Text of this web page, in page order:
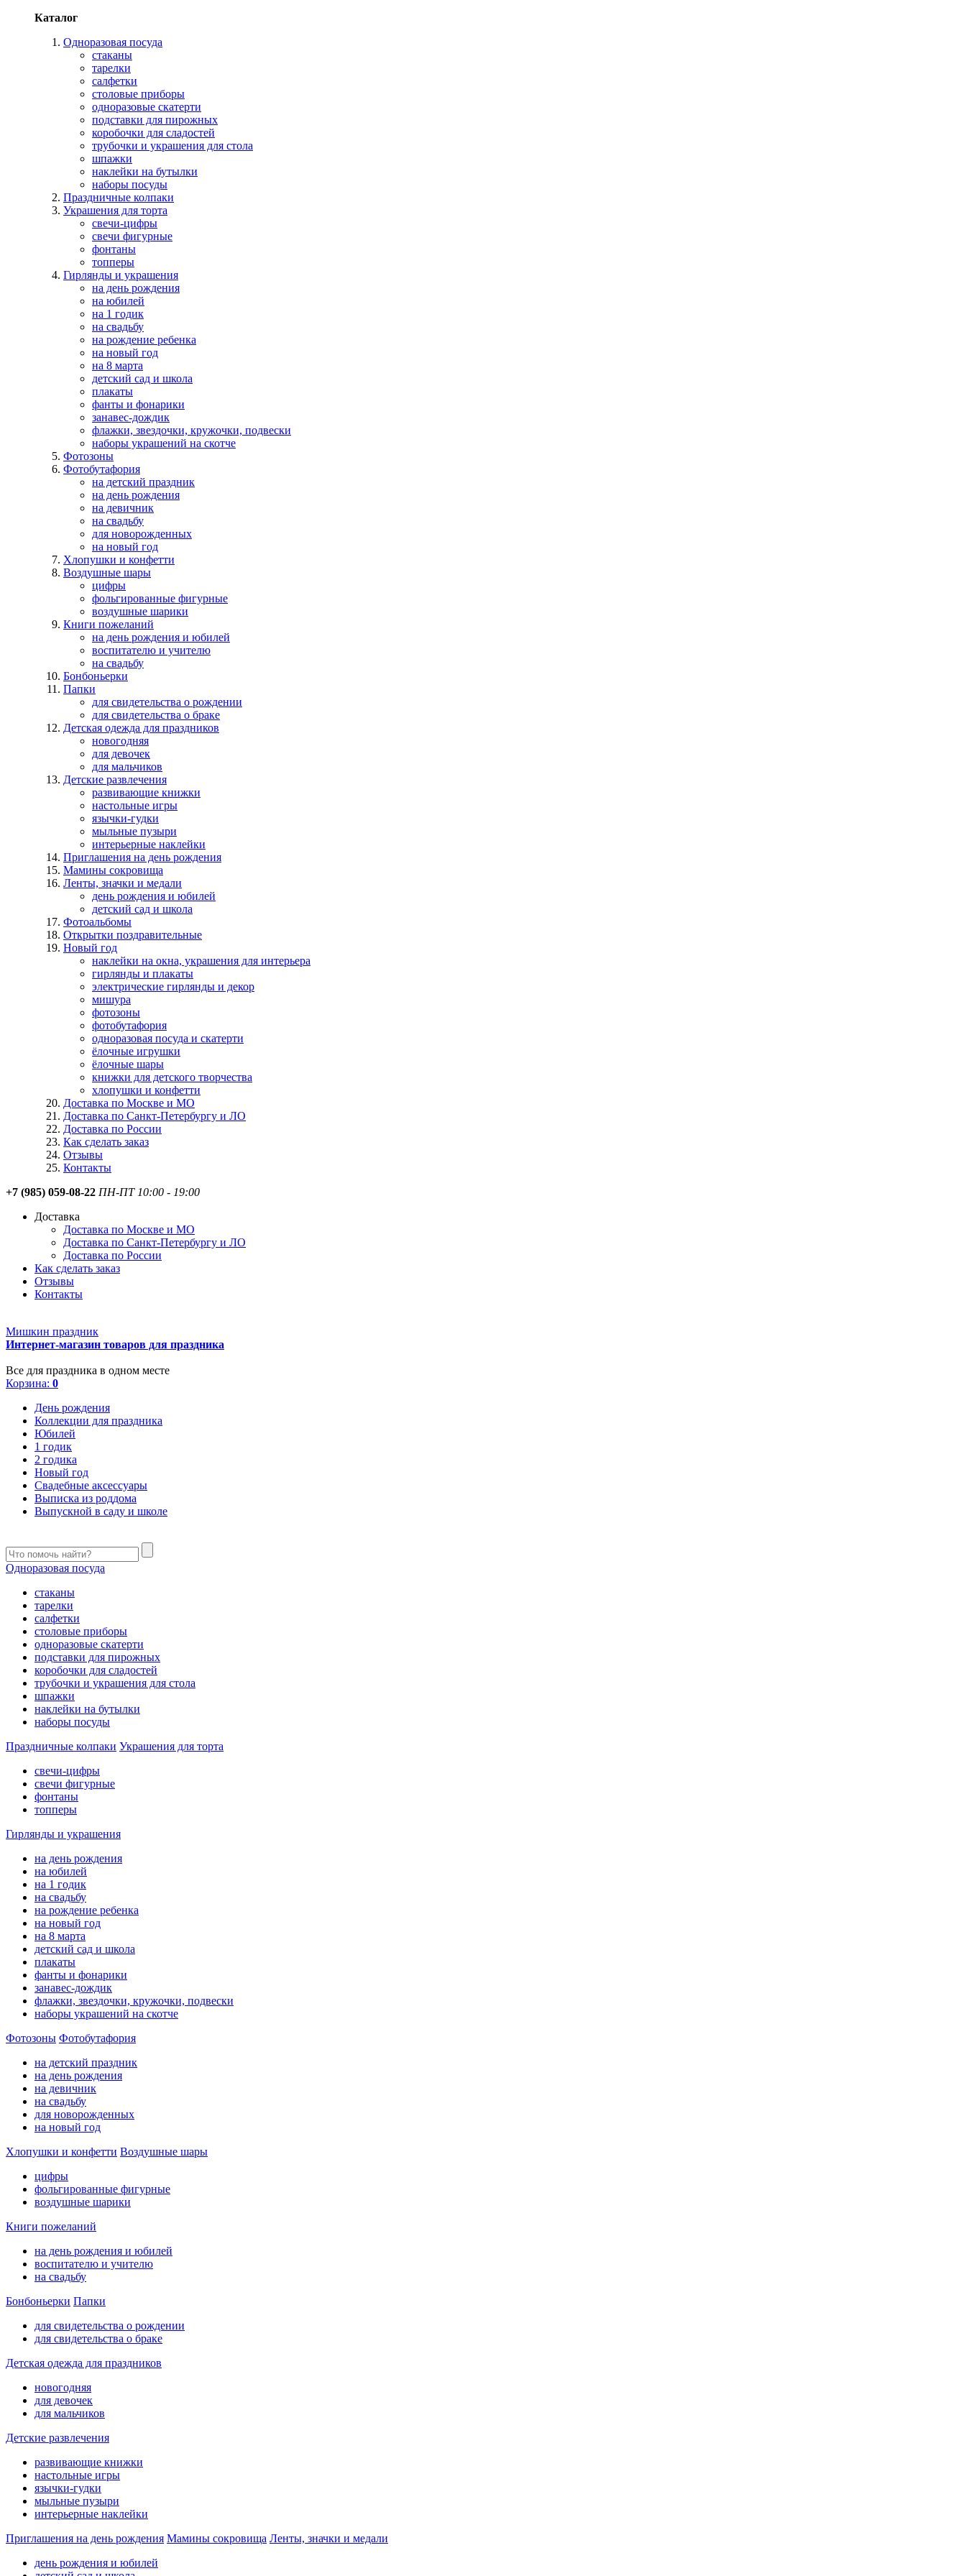
Каталог
Одноразовая посуда
стаканы
тарелки
салфетки
столовые приборы
одноразовые скатерти
подставки для пирожных
коробочки для сладостей
трубочки и украшения для стола
шпажки
наклейки на бутылки
наборы посуды
Праздничные колпаки
Украшения для торта
свечи-цифры
свечи фигурные
фонтаны
топперы
Гирлянды и украшения
на день рождения
на юбилей
на 1 годик
на свадьбу
на рождение ребенка
на новый год
на 8 марта
детский сад и школа
плакаты
фанты и фонарики
занавес-дождик
флажки, звездочки, кружочки, подвески
наборы украшений на скотче
Фотозоны
Фотобутафория
на детский праздник
на день рождения
на девичник
на свадьбу
для новорожденных
на новый год
Хлопушки и конфетти
Воздушные шары
цифры
фольгированные фигурные
воздушные шарики
Книги пожеланий
на день рождения и юбилей
воспитателю и учителю
на свадьбу
Бонбоньерки
Папки
для свидетельства о рождении
для свидетельства о браке
Детская одежда для праздников
новогодняя
для девочек
для мальчиков
Детские развлечения
развивающие книжки
настольные игры
язычки-гудки
мыльные пузыри
интерьерные наклейки
Приглашения на день рождения
Мамины сокровища
Ленты, значки и медали
день рождения и юбилей
детский сад и школа
Фотоальбомы
Открытки поздравительные
Новый год
наклейки на окна, украшения для интерьера
гирлянды и плакаты
электрические гирлянды и декор
мишура
фотозоны
фотобутафория
одноразовая посуда и скатерти
ёлочные игрушки
ёлочные шары
книжки для детского творчества
хлопушки и конфетти
Доставка по Москве и МО
Доставка по Санкт-Петербургу и ЛО
Доставка по России
Как сделать заказ
Отзывы
Контакты
+7 (985) 059-08-22 ПН-ПТ 10:00 - 19:00
Доставка
Доставка по Москве и МО
Доставка по Санкт-Петербургу и ЛО
Доставка по России
Как сделать заказ
Отзывы
Контакты
Мишкин праздник
Интернет-магазин товаров для праздника
Все для праздника в одном месте
Корзина: 0
День рождения
Коллекции для праздника
Юбилей
1 годик
2 годика
Новый год
Свадебные аксессуары
Выписка из роддома
Выпускной в саду и школе
Одноразовая посуда
стаканы
тарелки
салфетки
столовые приборы
одноразовые скатерти
подставки для пирожных
коробочки для сладостей
трубочки и украшения для стола
шпажки
наклейки на бутылки
наборы посуды
Праздничные колпаки Украшения для торта
свечи-цифры
свечи фигурные
фонтаны
топперы
Гирлянды и украшения
на день рождения
на юбилей
на 1 годик
на свадьбу
на рождение ребенка
на новый год
на 8 марта
детский сад и школа
плакаты
фанты и фонарики
занавес-дождик
флажки, звездочки, кружочки, подвески
наборы украшений на скотче
Фотозоны Фотобутафория
на детский праздник
на день рождения
на девичник
на свадьбу
для новорожденных
на новый год
Хлопушки и конфетти Воздушные шары
цифры
фольгированные фигурные
воздушные шарики
Книги пожеланий
на день рождения и юбилей
воспитателю и учителю
на свадьбу
Бонбоньерки Папки
для свидетельства о рождении
для свидетельства о браке
Детская одежда для праздников
новогодняя
для девочек
для мальчиков
Детские развлечения
развивающие книжки
настольные игры
язычки-гудки
мыльные пузыри
интерьерные наклейки
Приглашения на день рождения Мамины сокровища Ленты, значки и медали
день рождения и юбилей